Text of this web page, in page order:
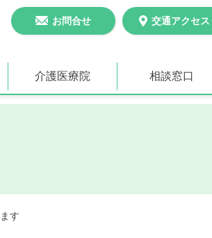
お問合せ 交通アクセス
介護医療院 相談窓口
す